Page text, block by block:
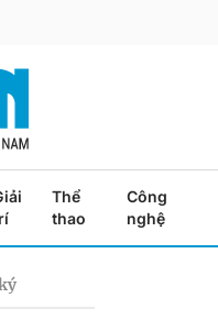
Thể
thao
Công
nghệ